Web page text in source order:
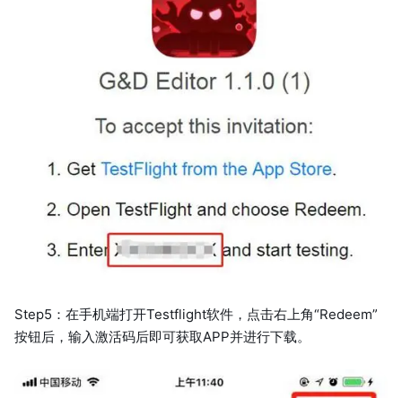
Step5：在手机端打开Testflight软件，点击右上角“Redeem”
按钮后，输入激活码后即可获取APP并进行下载。